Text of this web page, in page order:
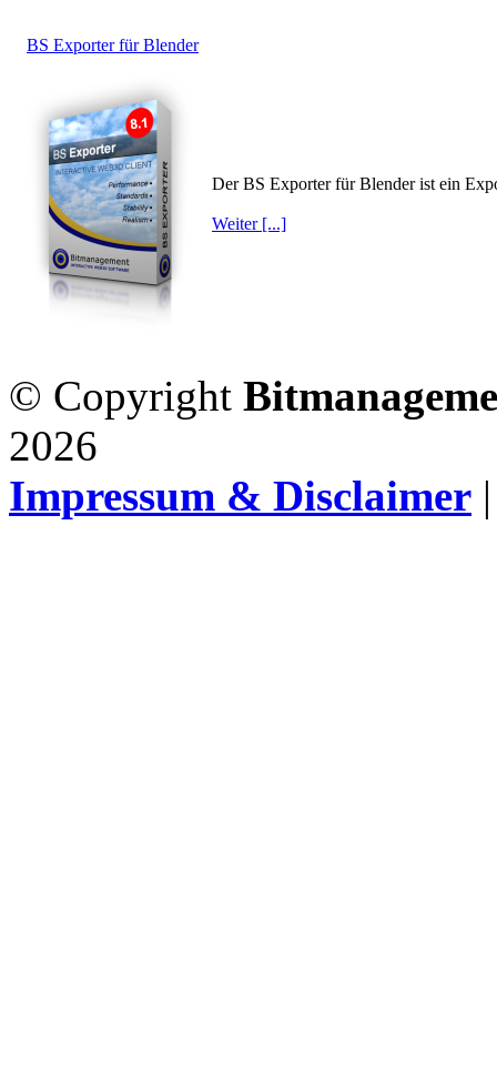
BS Exporter für Blender
Der BS Exporter für Blender ist ein
Weiter [...]
© Copyright
2026
Impressum & Disclaimer